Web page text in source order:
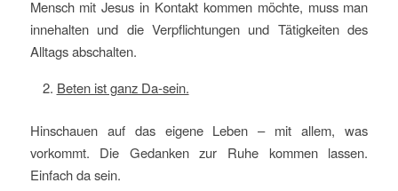
Mensch mit Jesus in Kontakt kommen möchte, muss man
innehalten und die Verpflichtungen und Tätigkeiten des
Alltags abschalten.
Beten ist ganz Da-sein.
Hinschauen auf das eigene Leben – mit allem, was
vorkommt. Die Gedanken zur Ruhe kommen lassen.
Einfach da sein.